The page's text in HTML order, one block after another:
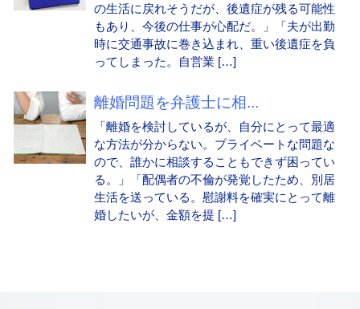
の生活に戻れそうだが、後遺症が残る可能性
もあり、今後の仕事が心配だ。」「夫が出勤
時に交通事故に巻き込まれ、重い後遺症を負
ってしまった。自営業 […]
離婚問題を弁護士に相...
「離婚を検討しているが、自分にとって最適
な方法が分からない。プライベートな問題な
ので、誰かに相談することもできず困ってい
る。」「配偶者の不倫が発覚したため、別居
生活を送っている。慰謝料を確実にとって離
婚したいが、金額を提 […]